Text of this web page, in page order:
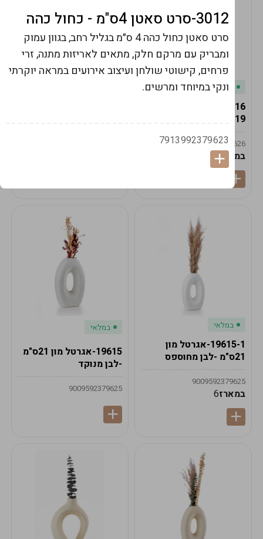
במלאי
19ס"מ -קרם
9009492379626
במארז6
במלאי
19615-1-אגרטל מון
21ס"מ -לבן מחוספס
9009592379625
במארז6
במלאי
19615-אגרטל מון 21ס"מ
-לבן מנוקד
9009592379625
3012-סרט סאטן 4ס"מ - כחול כהה
סרט סאטן כחול כהה 4 ס״מ בגליל רחב, בגוון עמוק
ומבריק עם מרקם חלק, מתאים לאריזות מתנה, זרי
פרחים, קישוטי שולחן ועיצוב אירועים במראה יוקרתי
ונקי במיוחד ומרשים.
7913992379623